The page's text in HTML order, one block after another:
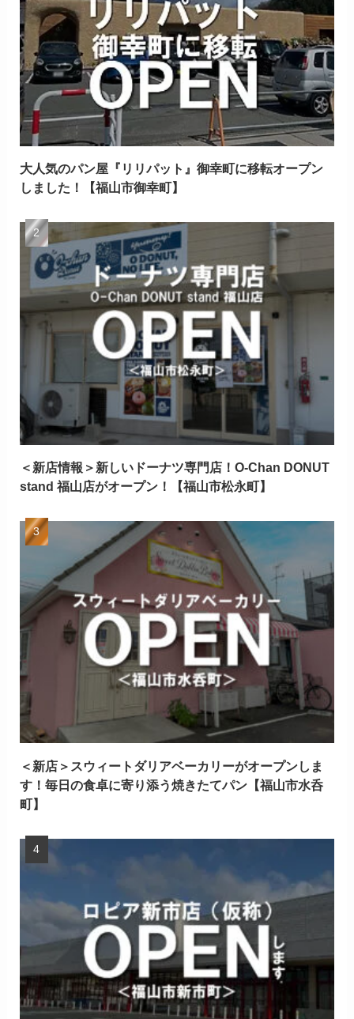
大人気のパン屋『リリパット』御幸町に移転オープン
しました！【福山市御幸町】
＜新店情報＞新しいドーナツ専門店！O-Chan DONUT
stand 福山店がオープン！【福山市松永町】
＜新店＞スウィートダリアベーカリーがオープンしま
す！毎日の食卓に寄り添う焼きたてパン【福山市水呑
町】